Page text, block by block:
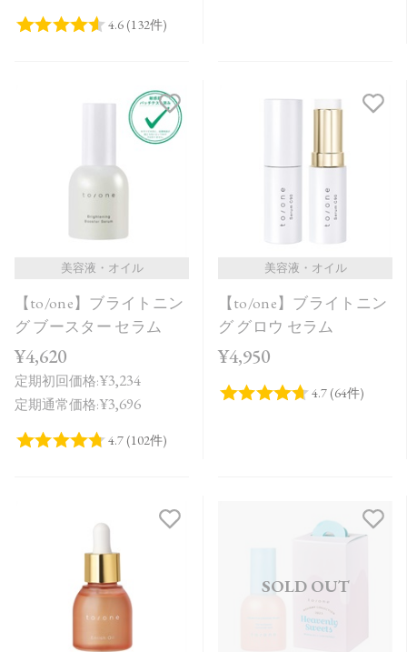
美容液・オイル
【to/one】ブライトニン
グ ブースター セラム
¥4,620
定期初回価格:¥3,234
定期通常価格:¥3,696
美容液・オイル
【to/one】ブライトニン
グ グロウ セラム
¥4,950
SOLD OUT